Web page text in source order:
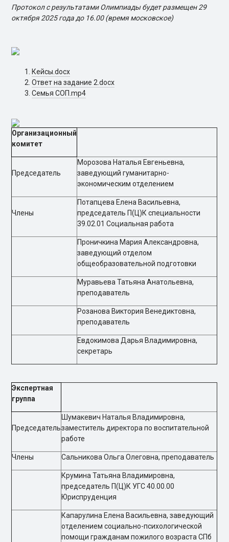
Протокол с результатами Олимпиады будет размещен 29
октября 2025 года до 16.00 (время московское)
Кейсы.docx
Ответ на задание 2.docx
Семья СОП.mp4
Организационный
комитет
Председатель
Морозова Наталья Евгеньевна,
заведующий гуманитарно-
экономическим отделением
Члены
Потапцева Елена Васильевна,
председатель П(Ц)К специальности
39.02.01 Социальная работа
Проничкина Мария Александровна,
заведующий отделом
общеобразовательной подготовки
Муравьева Татьяна Анатольевна,
преподаватель
Розанова Виктория Венедиктовна,
преподаватель
Евдокимова Дарья Владимировна,
секретарь
Экспертная
группа
Председатель
Шумакевич Наталья Владимировна,
заместитель директора по воспитательной
работе
Члены Сальникова Ольга Олеговна, преподаватель
Крумина Татьяна Владимировна,
председатель П(Ц)К УГС 40.00.00
Юриспруденция
Капарулина Елена Васильевна, заведующий
отделением социально-психологической
помощи гражданам пожилого возраста СПб